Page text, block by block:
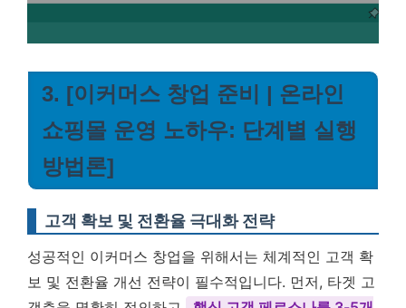
3. [이커머스 창업 준비 | 온라인
쇼핑몰 운영 노하우: 단계별 실행
방법론]
고객 확보 및 전환율 극대화 전략
성공적인 이커머스 창업을 위해서는 체계적인 고객 확
보 및 전환율 개선 전략이 필수적입니다. 먼저, 타겟 고